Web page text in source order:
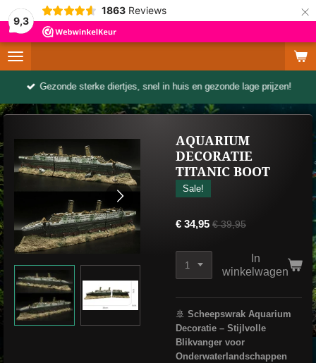
9,3
1863 Reviews ×
Gezonde sterke diertjes, snel in huis en gezonde lage prijzen!
AQUARIUM
DECORATIE
TITANIC BOOT
Sale!
€ 34,95 € 39,95
In
winkelwagen
🚢 Scheepswrak Aquarium
Decoratie – Stijlvolle
Blikvanger voor
Onderwaterlandschappen